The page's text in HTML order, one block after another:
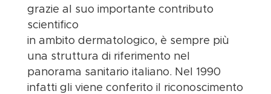
grazie al suo importante contributo
scientifico
in ambito dermatologico, è sempre più
una struttura di riferimento nel
panorama sanitario italiano. Nel 1990
infatti gli viene conferito il riconoscimento